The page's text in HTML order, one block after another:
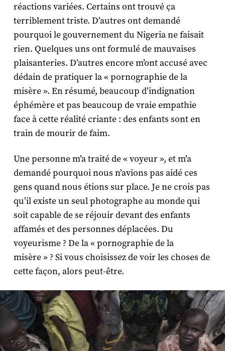
réactions variées. Certains ont trouvé ça
terriblement triste. D’autres ont demandé
pourquoi le gouvernement du Nigeria ne faisait
rien. Quelques uns ont formulé de mauvaises
plaisanteries. D’autres encore m’ont accusé avec
dédain de pratiquer la « pornographie de la
misère ». En résumé, beaucoup d’indignation
éphémère et pas beaucoup de vraie empathie
face à cette réalité criante : des enfants sont en
train de mourir de faim.
Une personne m’a traité de « voyeur », et m’a
demandé pourquoi nous n’avions pas aidé ces
gens quand nous étions sur place. Je ne crois pas
qu’il existe un seul photographe au monde qui
soit capable de se réjouir devant des enfants
affamés et des personnes déplacées. Du
voyeurisme ? De la « pornographie de la
misère » ? Si vous choisissez de voir les choses de
cette façon, alors peut-être.